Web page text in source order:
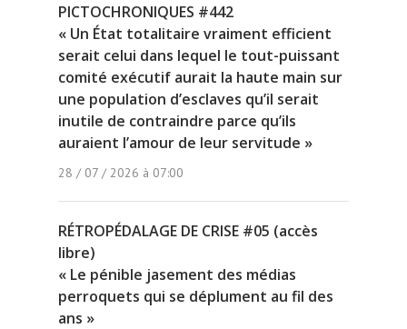
PICTOCHRONIQUES #442
« Un État totalitaire vraiment efficient
serait celui dans lequel le tout-puissant
comité exécutif aurait la haute main sur
une population d’esclaves qu’il serait
inutile de contraindre parce qu’ils
auraient l’amour de leur servitude »
28 / 07 / 2026 à 07:00
RÉTROPÉDALAGE DE CRISE #05 (accès
libre)
« Le pénible jasement des médias
perroquets qui se déplument au fil des
ans »